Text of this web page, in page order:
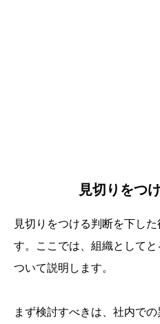
見切りをつ
見切りをつける判断を下し
す。ここでは、組織として
ついて説明します。
まず検討すべきは、社内で